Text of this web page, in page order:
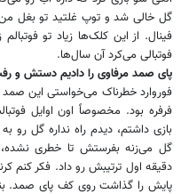
گل خالی شد و توپ غلتید تو بغل
فینال. از این کلک‌ها زیاد تو
فوتبالی می‌کرد آن سال‌ها.
پای صمد مرفاوی را دادیم دستش و
فوروارد خطرناک می‌خواستی این
فرفره بود. مخصوصاً اون اوایل
بازی داشتم، دیدم راه نداره گل رو
دقیقه اول ترتیبش رو داد. فکر کنم